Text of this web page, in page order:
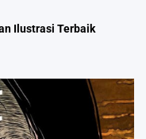
Ilustrasi Terbaik